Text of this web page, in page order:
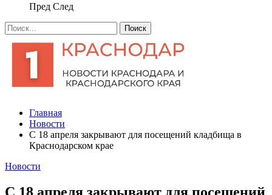
Пред След
Главная
Новости
С 18 апреля закрывают для посещений кладбища в
Краснодарском крае
Новости